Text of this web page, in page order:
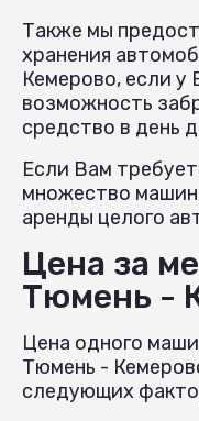
Также мы
хранения
Кемерово, если у
возможность
средство в день
Если Вам
множество
аренды целого
Цена за
Тюмень -
Цена одного
Тюмень -
следующих